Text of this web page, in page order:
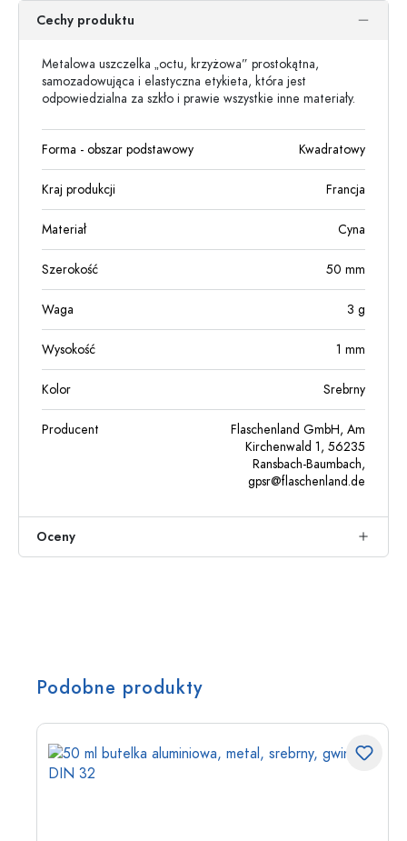
Cechy produktu
Metalowa uszczelka „octu, krzyżowa” prostokątna,
samozadowująca i elastyczna etykieta, która jest
odpowiedzialna za szkło i prawie wszystkie inne materiały.
Forma - obszar podstawowy Kwadratowy
Kraj produkcji Francja
Materiał Cyna
Szerokość 50 mm
Waga 3 g
Wysokość 1 mm
Kolor Srebrny
Producent
Flaschenland GmbH, Am
Kirchenwald 1, 56235
Ransbach-Baumbach,
gpsr@flaschenland.de
Oceny
Podobne produkty